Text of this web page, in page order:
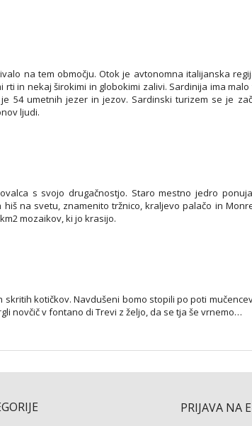
na tem območju. Otok je avtonomna italijanska
in nekaj širokimi in globokimi zalivi. Sardinija ima
54 umetnih jezer in jezov. Sardinski turizem se je
ljudi.
s svojo drugačnostjo. Staro mestno jedro
na svetu, znamenito tržnico, kraljevo palačo in
mozaikov, ki jo krasijo.
kotičkov. Navdušeni bomo stopili po poti
novčič v fontano di Trevi z željo, da se tja še vrnemo…
PRIJAVA NA